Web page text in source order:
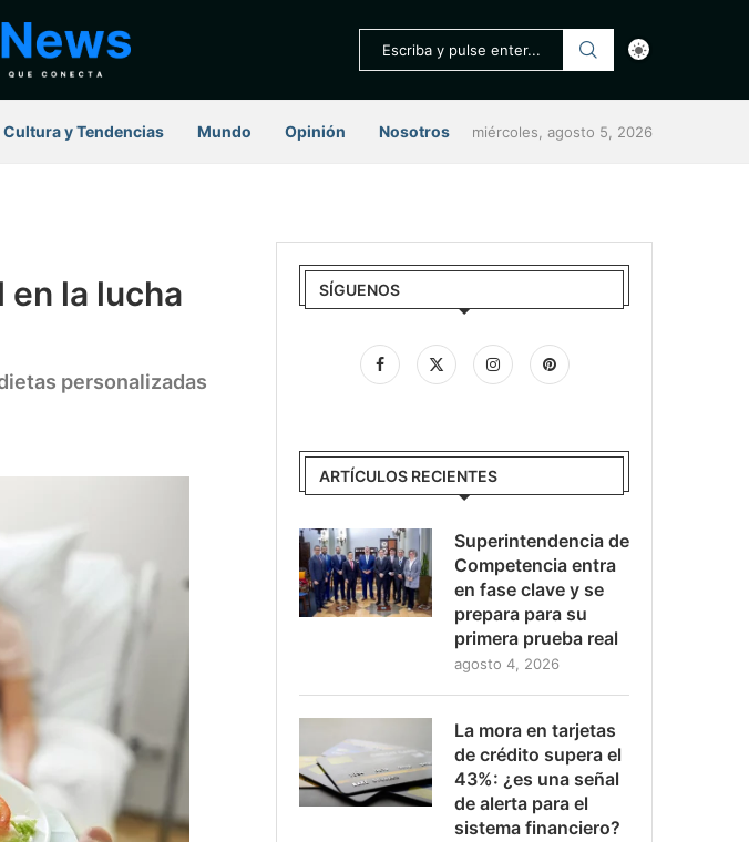
⁠ Cultura y Tendencias Mundo Opinión Nosotros miércoles, agosto 5, 2026
la lucha
personalizadas
SÍGUENOS
ARTÍCULOS RECIENTES
Superintendencia de
Competencia entra
en fase clave y se
prepara para su
primera prueba real
agosto 4, 2026
La mora en tarjetas
de crédito supera el
43%: ¿es una señal
de alerta para el
sistema financiero?